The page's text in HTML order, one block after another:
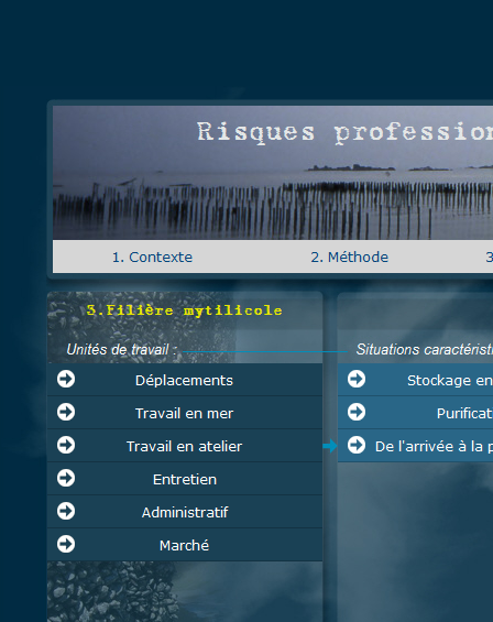
Risques
3.Filière mytilicole